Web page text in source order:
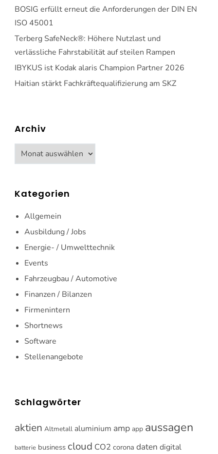
BOSIG erfüllt erneut die Anforderungen der DIN EN
ISO 45001
Terberg SafeNeck®: Höhere Nutzlast und
verlässliche Fahrstabilität auf steilen Rampen
IBYKUS ist Kodak alaris Champion Partner 2026
Haitian stärkt Fachkräftequalifizierung am SKZ
Archiv
Archiv
Kategorien
Allgemein
Ausbildung / Jobs
Energie- / Umwelttechnik
Events
Fahrzeugbau / Automotive
Finanzen / Bilanzen
Firmenintern
Shortnews
Software
Stellenangebote
Schlagwörter
aktien Altmetall aluminium amp app aussagen
batterie business cloud CO2 corona daten digital